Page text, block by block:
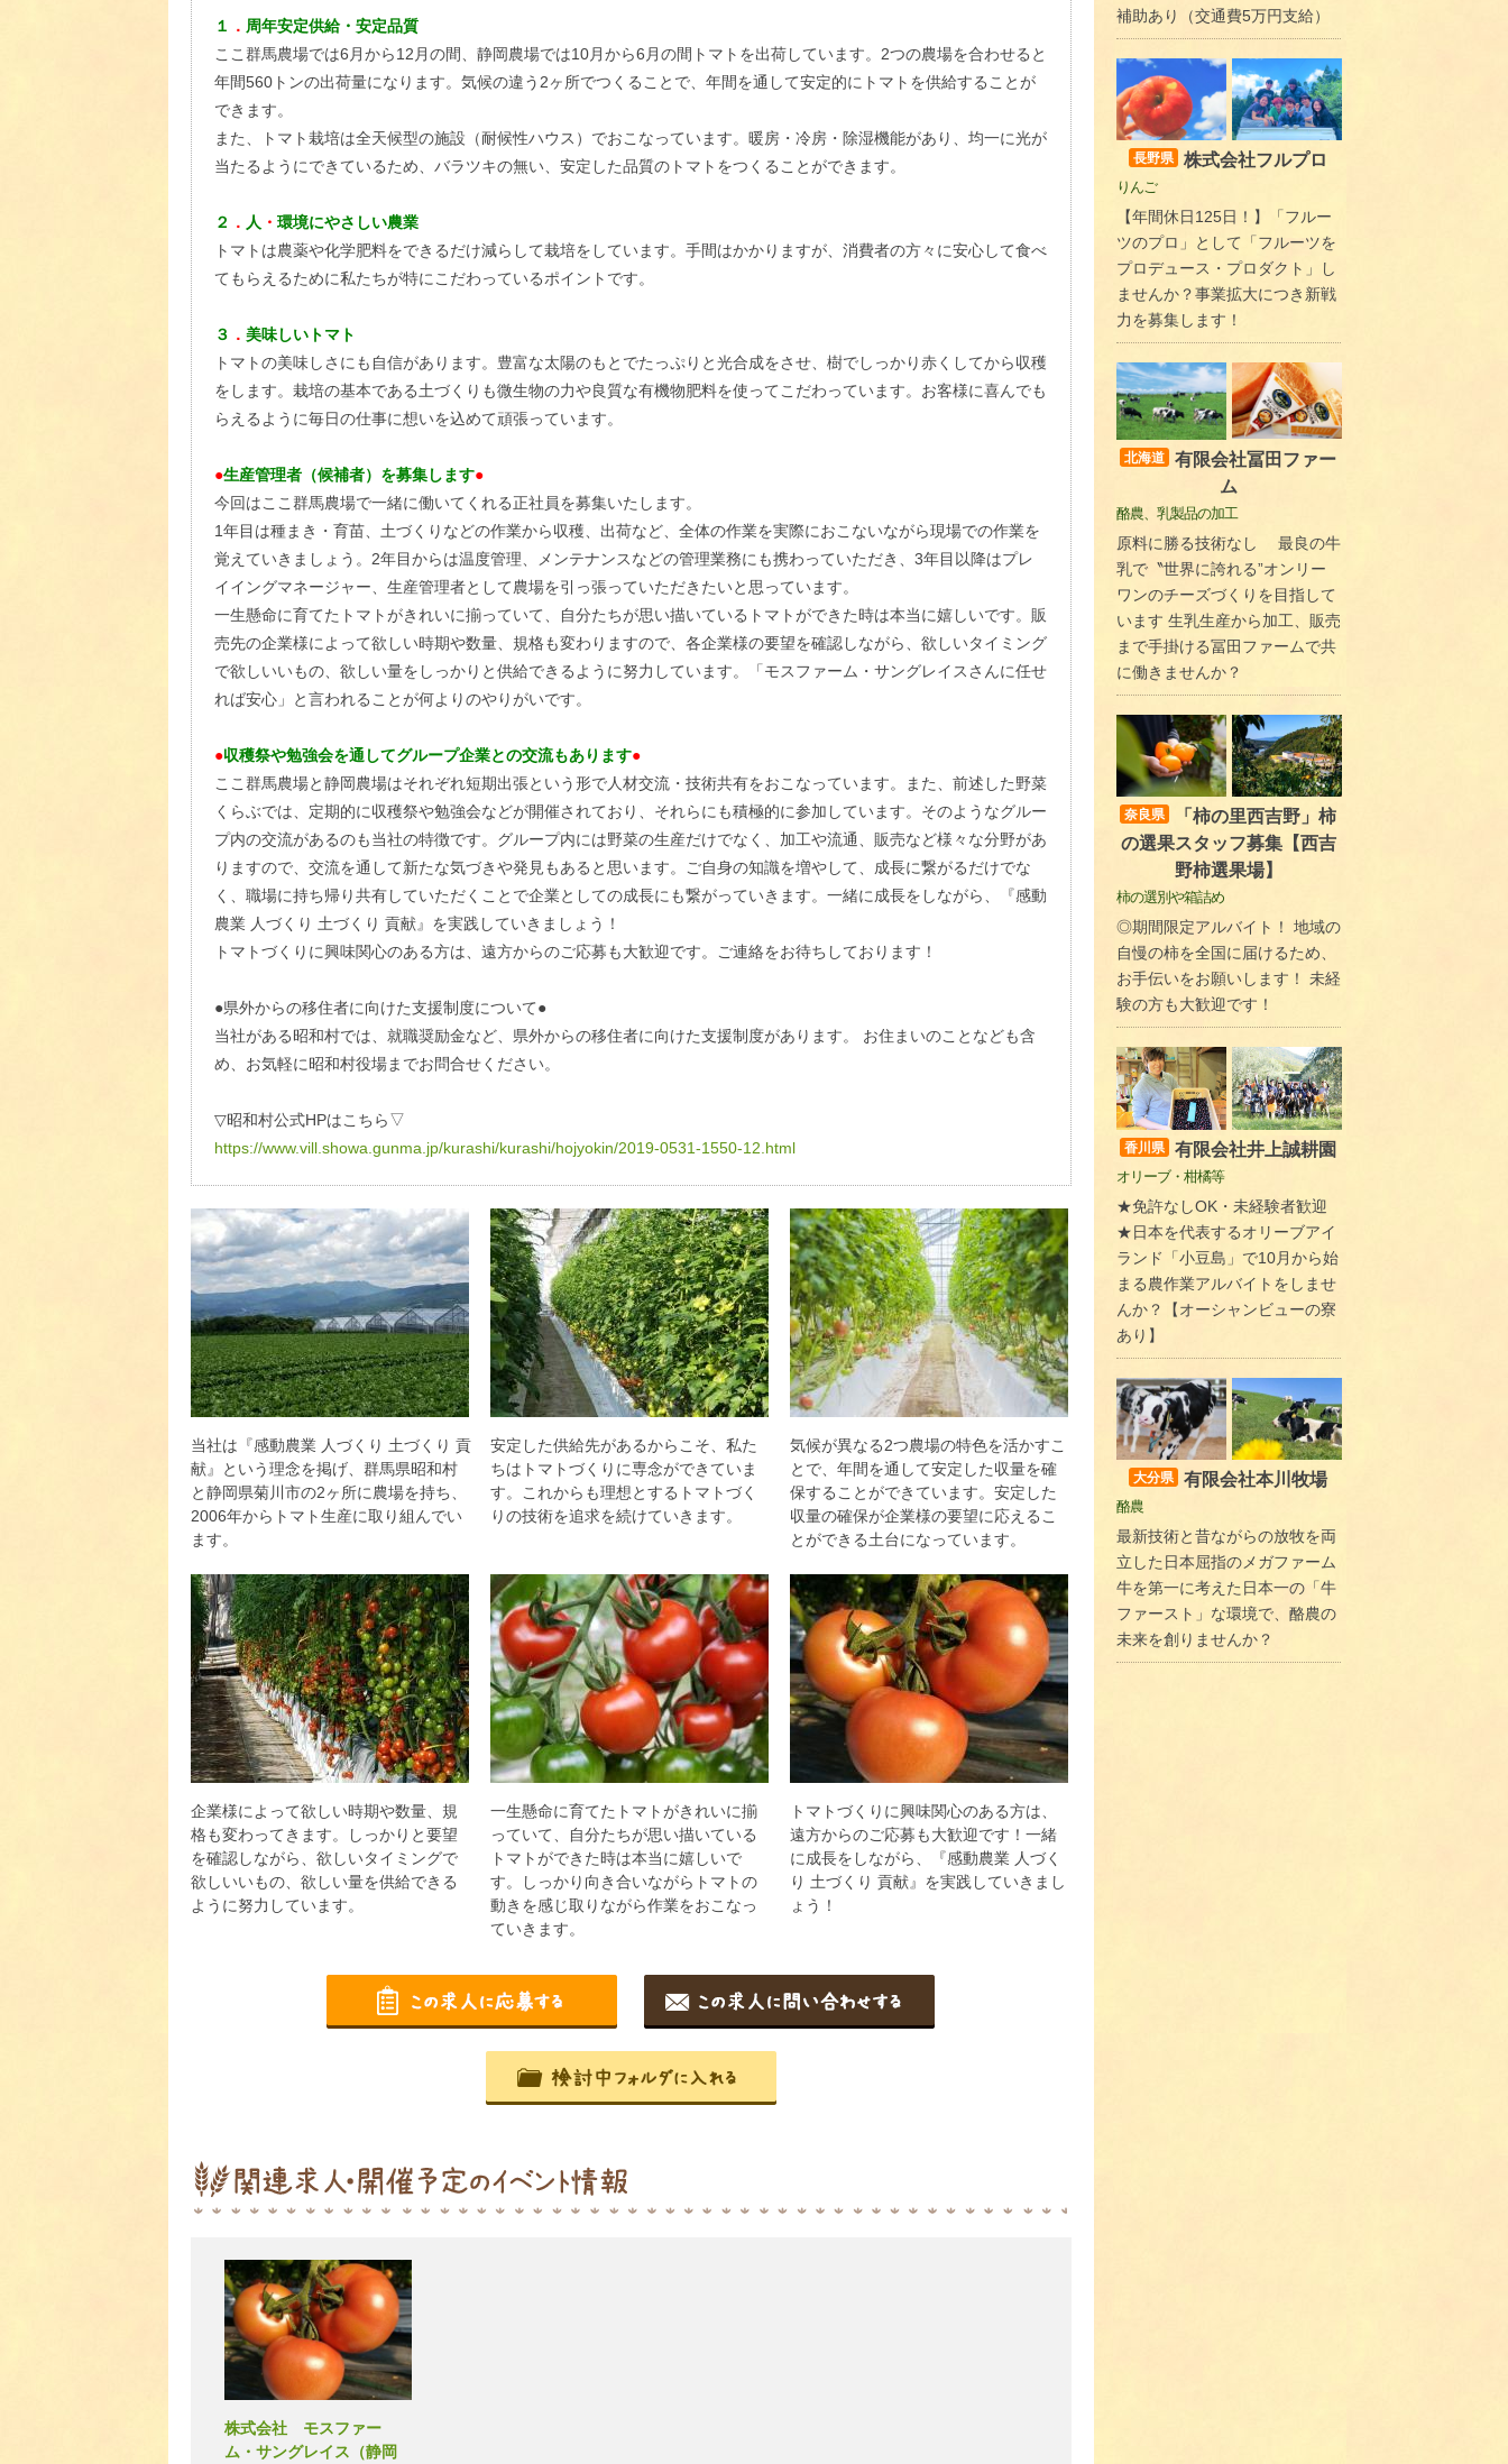
１ ． 周年安定供給・安定品質
ここ群馬農場では6月から12月の間、静岡農場では10月から6月の間トマトを出荷しています。2つの農場を合わせると
年間560トンの出荷量になります。気候の違う2ヶ所でつくることで、年間を通して安定的にトマトを供給することが
できます。
また、トマト栽培は全天候型の施設（耐候性ハウス）でおこなっています。暖房・冷房・除湿機能があり、均一に光が
当たるようにできているため、バラツキの無い、安定した品質のトマトをつくることができます。
２ ． 人 ・ 環境にやさしい農業
トマトは農薬や化学肥料をできるだけ減らして栽培をしています。手間はかかりますが、消費者の方々に安心して食べ
てもらえるために私たちが特にこだわっているポイントです。
３ ． 美味しいトマト
トマトの美味しさにも自信があります。豊富な太陽のもとでたっぷりと光合成をさせ、樹でしっかり赤くしてから収穫
をします。栽培の基本である土づくりも微生物の力や良質な有機物肥料を使ってこだわっています。お客様に喜んでも
らえるように毎日の仕事に想いを込めて頑張っています。
●生産管理者（候補者）を募集します●
今回はここ群馬農場で一緒に働いてくれる正社員を募集いたします。
1年目は種まき・育苗、土づくりなどの作業から収穫、出荷など、全体の作業を実際におこないながら現場での作業を
覚えていきましょう。2年目からは温度管理、メンテナンスなどの管理業務にも携わっていただき、3年目以降はプレ
イイングマネージャー、生産管理者として農場を引っ張っていただきたいと思っています。
一生懸命に育てたトマトがきれいに揃っていて、自分たちが思い描いているトマトができた時は本当に嬉しいです。販
売先の企業様によって欲しい時期や数量、規格も変わりますので、各企業様の要望を確認しながら、欲しいタイミング
で欲しいいもの、欲しい量をしっかりと供給できるように努力しています。「モスファーム・サングレイスさんに任せ
れば安心」と言われることが何よりのやりがいです。
●収穫祭や勉強会を通してグループ企業との交流もあります●
ここ群馬農場と静岡農場はそれぞれ短期出張という形で人材交流・技術共有をおこなっています。また、前述した野菜
くらぶでは、定期的に収穫祭や勉強会などが開催されており、それらにも積極的に参加しています。そのようなグルー
プ内の交流があるのも当社の特徴です。グループ内には野菜の生産だけでなく、加工や流通、販売など様々な分野があ
りますので、交流を通して新たな気づきや発見もあると思います。ご自身の知識を増やして、成長に繋がるだけでな
く、職場に持ち帰り共有していただくことで企業としての成長にも繋がっていきます。一緒に成長をしながら、『感動
農業 人づくり 土づくり 貢献』を実践していきましょう！
トマトづくりに興味関心のある方は、遠方からのご応募も大歓迎です。ご連絡をお待ちしております！
●県外からの移住者に向けた支援制度について●
当社がある昭和村では、就職奨励金など、県外からの移住者に向けた支援制度があります。 お住まいのことなども含
め、お気軽に昭和村役場までお問合せください。
▽昭和村公式HPはこちら▽
https://www.vill.showa.gunma.jp/kurashi/kurashi/hojyokin/2019-0531-1550-12.html
当社は『感動農業 人づくり 土づくり 貢
献』という理念を掲げ、群馬県昭和村
と静岡県菊川市の2ヶ所に農場を持ち、
2006年からトマト生産に取り組んでい
ます。
安定した供給先があるからこそ、私た
ちはトマトづくりに専念ができていま
す。これからも理想とするトマトづく
りの技術を追求を続けていきます。
気候が異なる2つ農場の特色を活かすこ
とで、年間を通して安定した収量を確
保することができています。安定した
収量の確保が企業様の要望に応えるこ
とができる土台になっています。
企業様によって欲しい時期や数量、規
格も変わってきます。しっかりと要望
を確認しながら、欲しいタイミングで
欲しいいもの、欲しい量を供給できる
ように努力しています。
一生懸命に育てたトマトがきれいに揃
っていて、自分たちが思い描いている
トマトができた時は本当に嬉しいで
す。しっかり向き合いながらトマトの
動きを感じ取りながら作業をおこなっ
ていきます。
トマトづくりに興味関心のある方は、
遠方からのご応募も大歓迎です！一緒
に成長をしながら、『感動農業 人づく
り 土づくり 貢献』を実践していきまし
ょう！
株式会社 モスファー
ム・サングレイス（静岡
補助あり（交通費5万円支給）
長野県 株式会社フルプロ
りんご
【年間休日125日！】「フルー
ツのプロ」として「フルーツを
プロデュース・プロダクト」し
ませんか？事業拡大につき新戦
力を募集します！
北海道
有限会社冨田ファー
ム
酪農、乳製品の加工
原料に勝る技術なし 最良の牛
乳で〝世界に誇れる”オンリー
ワンのチーズづくりを目指して
います 生乳生産から加工、販売
まで手掛ける冨田ファームで共
に働きませんか？
奈良県
「柿の里西吉野」柿
の選果スタッフ募集【西吉
野柿選果場】
柿の選別や箱詰め
◎期間限定アルバイト！ 地域の
自慢の柿を全国に届けるため、
お手伝いをお願いします！ 未経
験の方も大歓迎です！
香川県 有限会社井上誠耕園
オリーブ・柑橘等
★免許なしOK・未経験者歓迎
★日本を代表するオリーブアイ
ランド「小豆島」で10月から始
まる農作業アルバイトをしませ
んか？【オーシャンビューの寮
あり】
大分県 有限会社本川牧場
酪農
最新技術と昔ながらの放牧を両
立した日本屈指のメガファーム
牛を第一に考えた日本一の「牛
ファースト」な環境で、酪農の
未来を創りませんか？